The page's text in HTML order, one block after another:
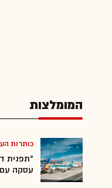
המומלצות
כותרות
"תפנית
עסקה